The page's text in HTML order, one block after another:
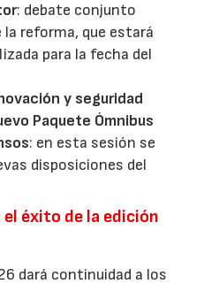
: debate conjunto
reforma, que estará
para la fecha del
y seguridad
Paquete Ómnibus
: en esta sesión se
disposiciones del
éxito de la edición
dará continuidad a los